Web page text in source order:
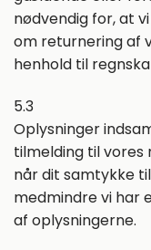
nødvendig for, at
om returnering af
henhold til
5.3
Oplysninger
tilmelding til vores
når dit samtykke
medmindre vi har
af oplysningerne.